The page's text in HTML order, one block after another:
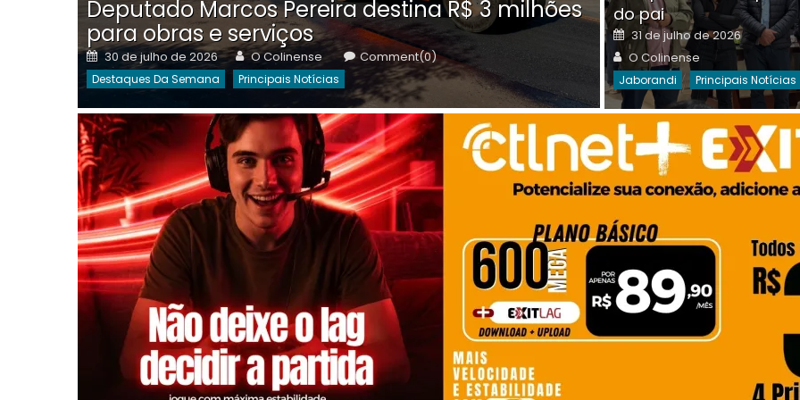
Deputado Marcos Pereira destina R$ 3 milhões
para obras e serviços
Posted
on
30 de julho de 2026 Author
O Colinense Comment(0)
Destaques Da Semana Principais Notícias
on
Destaques Da Semana
do pai
Posted
on
31 de julho de 2026
Author
O Colinense
Jaborandi Principais Notícias